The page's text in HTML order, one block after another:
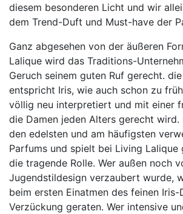
diesem besonderen Licht und wir
dem Trend-Duft und Must-have der
Ganz abgesehen von der äußeren
Lalique wird das Traditions-
Geruch seinem guten Ruf gerecht.
entspricht Iris, wie auch schon zu
völlig neu interpretiert und mit einer
die Damen jeden Alters gerecht
den edelsten und am häufigsten
Parfums und spielt bei Living Lalique
die tragende Rolle. Wer außen noch
Jugendstildesign verzaubert wurde,
beim ersten Einatmen des feinen Iris-
Verzückung geraten. Wer intensive